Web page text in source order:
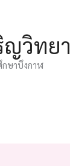
ญวิทยา
กษาบึงกาฬ